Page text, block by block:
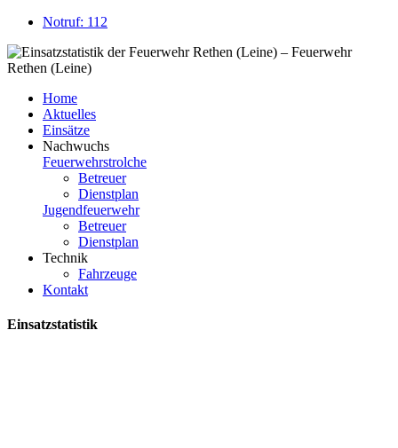
Notruf: 112
Home
Aktuelles
Einsätze
Nachwuchs
Feuerwehrstrolche
Betreuer
Dienstplan
Jugendfeuerwehr
Betreuer
Dienstplan
Technik
Fahrzeuge
Kontakt
Einsatzstatistik